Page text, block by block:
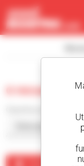
0 recuento
Crear una alerta
Panel de gestión de cookies